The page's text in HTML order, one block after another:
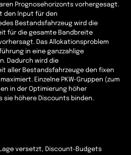
Prognosehorizonts vorhergesagt.
den Input für den
Bestandsfahrzeug wird die
für die gesamte Bandbreite
Das Allokationsproblem
in eine ganzzahlige
Dadurch wird die
aller Bestandsfahrzeuge den fixen
Einzelne PKW-Gruppen (zum
in der Optimierung höher
höhere Discounts binden.
versetzt, Discount-Budgets